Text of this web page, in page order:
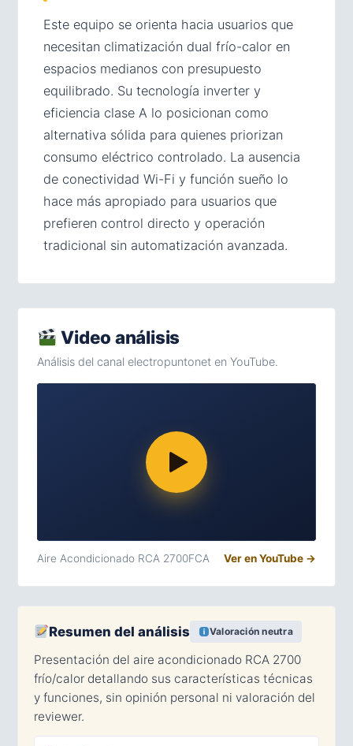
Este equipo se orienta hacia usuarios que
necesitan climatización dual frío-calor en
espacios medianos con presupuesto
equilibrado. Su tecnología inverter y
eficiencia clase A lo posicionan como
alternativa sólida para quienes priorizan
consumo eléctrico controlado. La ausencia
de conectividad Wi-Fi y función sueño lo
hace más apropiado para usuarios que
prefieren control directo y operación
tradicional sin automatización avanzada.
Video análisis
Análisis del canal electropuntonet en YouTube.
Aire Acondicionado RCA 2700FCA Ver en YouTube →
Resumen del análisis Valoración neutra
Presentación del aire acondicionado RCA 2700
frío/calor detallando sus características técnicas
y funciones, sin opinión personal ni valoración del
reviewer.